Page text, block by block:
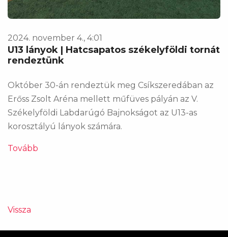
2024. november 4., 4:01
U13 lányok | Hatcsapatos székelyföldi tornát
rendeztünk
Október 30-án rendeztük meg Csíkszeredában az
Erőss Zsolt Aréna mellett műfüves pályán az V.
Székelyföldi Labdarúgó Bajnokságot az U13-as
korosztályú lányok számára.
Tovább
Vissza